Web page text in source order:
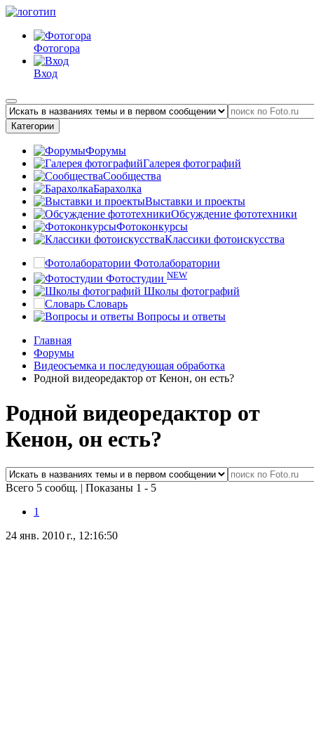
Фотогора
Вход
Категории
Форумы
Галерея фотографий
Сообщества
Барахолка
Выставки и проекты
Обсуждение фототехники
Фотоконкурсы
Классики фотоискусства
Фотолаборатории
Фотостудии NEW
Школы фотографий
Словарь
Вопросы и ответы
Главная
Форумы
Видеосъемка и последующая обработка
Родной видеоредактор от Кенон, он есть?
Родной видеоредактор от
Кенон, он есть?
Всего 5 сообщ. | Показаны 1 - 5
1
24 янв. 2010 г., 12:16:50